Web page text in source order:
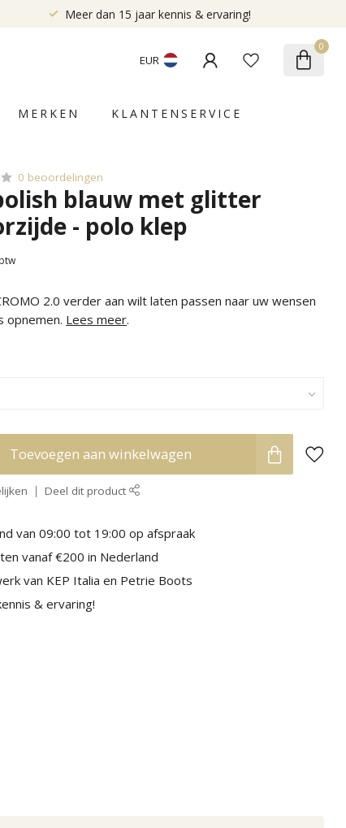
Meer dan 15 jaar kennis & ervaring!
EUR
0
MERKEN KLANTENSERVICE
0 beoordelingen
blauw met glitter
- polo klep
2.0 verder aan wilt laten passen naar uw wensen
opnemen. Lees meer.
Toevoegen aan winkelwagen
Deel dit product
van 09:00 tot 19:00 op afspraak
vanaf €200 in Nederland
van KEP Italia en Petrie Boots
& ervaring!